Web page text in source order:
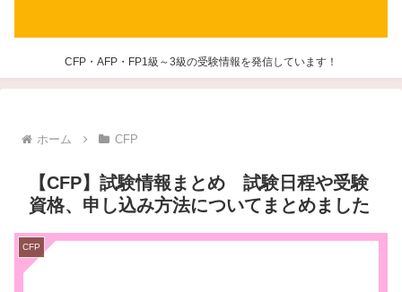
CFP・AFP・FP1級～3級の受験情報を発信しています！
ホーム CFP
【CFP】試験情報まとめ 試験日程や受験
資格、申し込み方法についてまとめました
CFP